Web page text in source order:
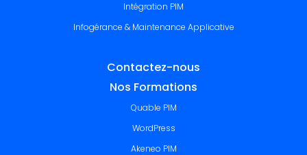
Intégration PIM
Infogérance & Maintenance Applicative
Contactez-nous
Nos Formations
Quable PIM
WordPress
Akeneo PIM